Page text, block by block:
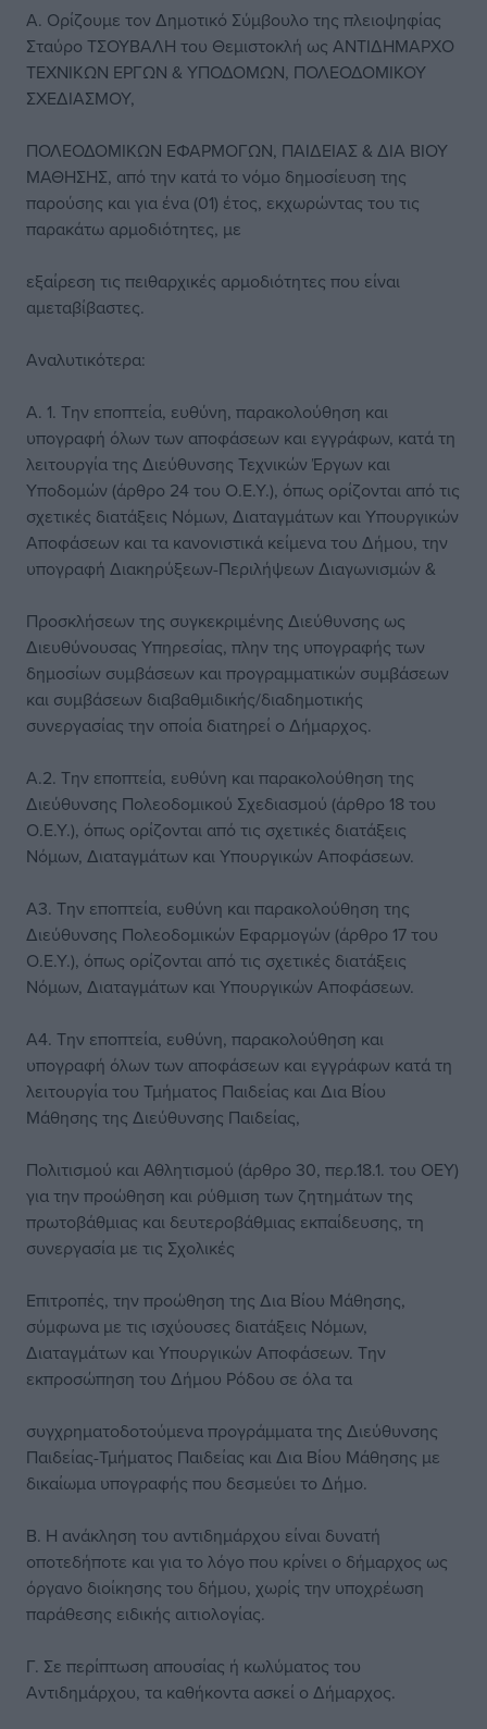
Α. Ορίζουμε τον Δημοτικό Σύμβουλο της πλειοψηφίας
Σταύρο ΤΣΟΥΒΑΛΗ του Θεμιστοκλή ως ΑΝΤΙΔΗΜΑΡΧΟ
ΤΕΧΝΙΚΩΝ ΕΡΓΩΝ & ΥΠΟΔΟΜΩΝ, ΠΟΛΕΟΔΟΜΙΚΟΥ
ΣΧΕΔΙΑΣΜΟΥ,
ΠΟΛΕΟΔΟΜΙΚΩΝ ΕΦΑΡΜΟΓΩΝ, ΠΑΙΔΕΙΑΣ & ΔΙΑ ΒΙΟΥ
ΜΑΘΗΣΗΣ, από την κατά το νόμο δημοσίευση της
παρούσης και για ένα (01) έτος, εκχωρώντας του τις
παρακάτω αρμοδιότητες, με
εξαίρεση τις πειθαρχικές αρμοδιότητες που είναι
αμεταβίβαστες.
Αναλυτικότερα:
Α. 1. Την εποπτεία, ευθύνη, παρακολούθηση και
υπογραφή όλων των αποφάσεων και εγγράφων, κατά τη
λειτουργία της Διεύθυνσης Τεχνικών Έργων και
Υποδομών (άρθρο 24 του Ο.Ε.Υ.), όπως ορίζονται από τις
σχετικές διατάξεις Νόμων, Διαταγμάτων και Υπουργικών
Αποφάσεων και τα κανονιστικά κείμενα του Δήμου, την
υπογραφή Διακηρύξεων-Περιλήψεων Διαγωνισμών &
Προσκλήσεων της συγκεκριμένης Διεύθυνσης ως
Διευθύνουσας Υπηρεσίας, πλην της υπογραφής των
δημοσίων συμβάσεων και προγραμματικών συμβάσεων
και συμβάσεων διαβαθμιδικής/διαδημοτικής
συνεργασίας την οποία διατηρεί ο Δήμαρχος.
Α.2. Την εποπτεία, ευθύνη και παρακολούθηση της
Διεύθυνσης Πολεοδομικού Σχεδιασμού (άρθρο 18 του
Ο.Ε.Υ.), όπως ορίζονται από τις σχετικές διατάξεις
Νόμων, Διαταγμάτων και Υπουργικών Αποφάσεων.
Α3. Την εποπτεία, ευθύνη και παρακολούθηση της
Διεύθυνσης Πολεοδομικών Εφαρμογών (άρθρο 17 του
Ο.Ε.Υ.), όπως ορίζονται από τις σχετικές διατάξεις
Νόμων, Διαταγμάτων και Υπουργικών Αποφάσεων.
Α4. Την εποπτεία, ευθύνη, παρακολούθηση και
υπογραφή όλων των αποφάσεων και εγγράφων κατά τη
λειτουργία του Τμήματος Παιδείας και Δια Βίου
Μάθησης της Διεύθυνσης Παιδείας,
Πολιτισμού και Αθλητισμού (άρθρο 30, περ.18.1. του ΟΕΥ)
για την προώθηση και ρύθμιση των ζητημάτων της
πρωτοβάθμιας και δευτεροβάθμιας εκπαίδευσης, τη
συνεργασία με τις Σχολικές
Επιτροπές, την προώθηση της Δια Βίου Μάθησης,
σύμφωνα με τις ισχύουσες διατάξεις Νόμων,
Διαταγμάτων και Υπουργικών Αποφάσεων. Την
εκπροσώπηση του Δήμου Ρόδου σε όλα τα
συγχρηματοδοτούμενα προγράμματα της Διεύθυνσης
Παιδείας-Τμήματος Παιδείας και Δια Βίου Μάθησης με
δικαίωμα υπογραφής που δεσμεύει το Δήμο.
Β. Η ανάκληση του αντιδημάρχου είναι δυνατή
οποτεδήποτε και για το λόγο που κρίνει ο δήμαρχος ως
όργανο διοίκησης του δήμου, χωρίς την υποχρέωση
παράθεσης ειδικής αιτιολογίας.
Γ. Σε περίπτωση απουσίας ή κωλύματος του
Αντιδημάρχου, τα καθήκοντα ασκεί ο Δήμαρχος.